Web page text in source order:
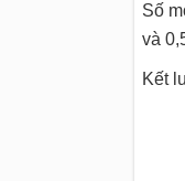
Số
và
Kết